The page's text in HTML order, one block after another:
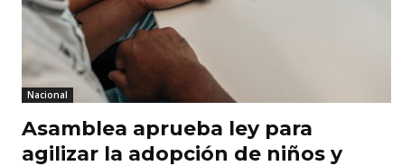
Nacional
Asamblea aprueba ley para
agilizar la adopción de niños y